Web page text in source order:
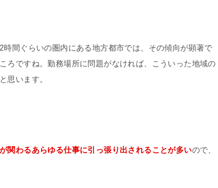
間ぐらいの圏内にある地方都市では、その傾向が顕著で
ろですね。勤務場所に問題がなければ、こういった地域の
思います。
関わるあらゆる仕事に引っ張り出されることが多いので、